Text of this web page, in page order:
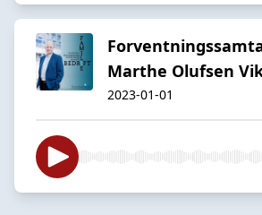
Marthe Olufsen
2023-01-01